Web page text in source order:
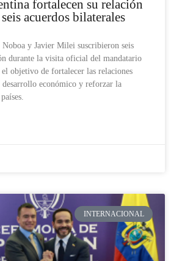
fortalecen su relación
acuerdos bilaterales
Noboa y Javier Milei suscribieron seis
durante la visita oficial del mandatario
objetivo de fortalecer las relaciones
económico y reforzar la
INTERNACIONAL